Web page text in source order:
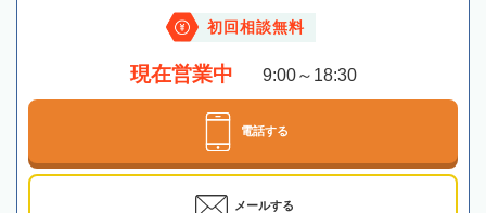
初回相談無料
現在営業中 9:00～18:30
電話する
メールする